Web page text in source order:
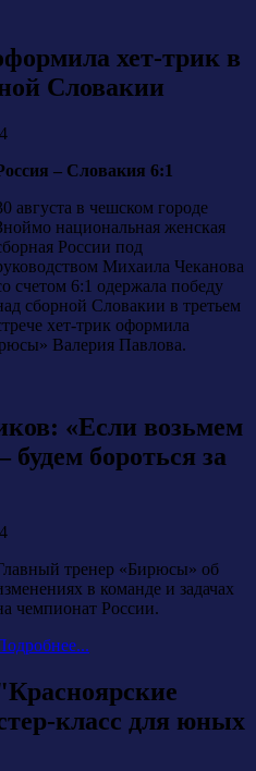
хет-трик в
Словакии
– Словакия 6:1
августа в чешском городе
национальная женская
России под
Михаила Чеканова
счетом 6:1 одержала победу
сборной Словакии в третьем
хет-трик оформила
Валерия Павлова.
«Если возьмем
будем бороться за
тренер «Бирюсы» об
в команде и задачах
чемпионат России.
класс для юных